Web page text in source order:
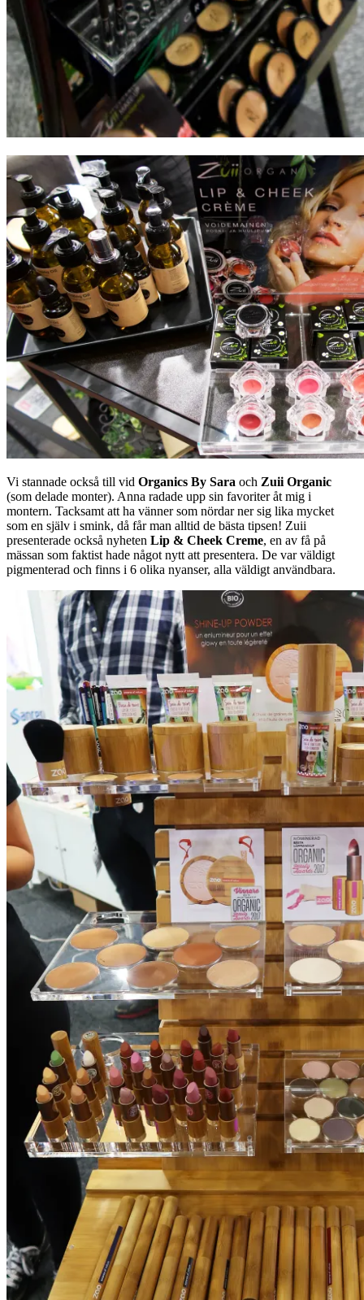
Vi stannade också till vid Organics By Sara och Zuii Organic
(som delade monter). Anna radade upp sin favoriter åt mig i
montern. Tacksamt att ha vänner som nördar ner sig lika mycket
som en själv i smink, då får man alltid de bästa tipsen! Zuii
presenterade också nyheten Lip & Cheek Creme, en av få på
mässan som faktist hade något nytt att presentera. De var väldigt
pigmenterad och finns i 6 olika nyanser, alla väldigt användbara.